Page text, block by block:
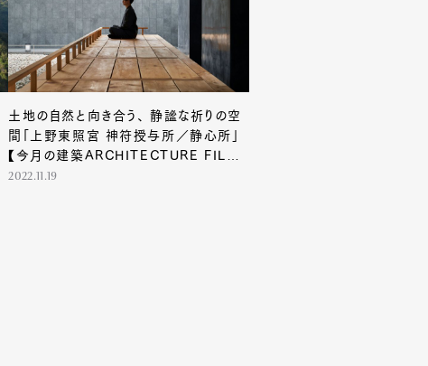
土地の自然と向き合う、 静謐な祈りの空
間「上野東照宮 神符授与所／静心所」
【今月の建築ARCHITECTURE FILE
#02】
2022.11.19